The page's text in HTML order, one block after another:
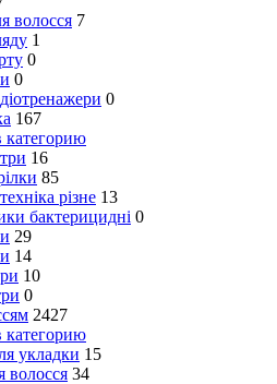
волосся 7
1
0
0
0
167
категорию
16
85
різне 13
бактерицидні 0
29
14
10
0
2427
категорию
укладки 15
волосся 34